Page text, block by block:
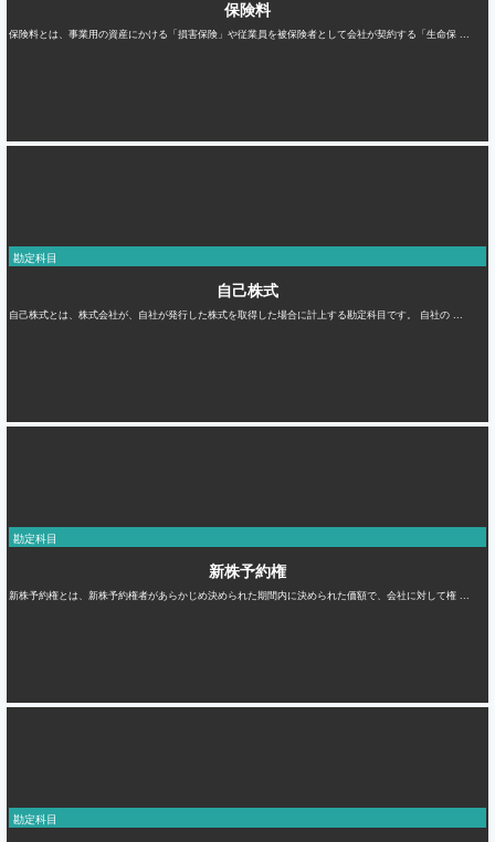
保険料
保険料とは、事業用の資産にかける「損害保険」や従業員を被保険者として会社が契約する「生命保 ...
勘定科目
自己株式
自己株式とは、株式会社が、自社が発行した株式を取得した場合に計上する勘定科目です。 自社の ...
勘定科目
新株予約権
新株予約権とは、新株予約権者があらかじめ決められた期間内に決められた価額で、会社に対して権 ...
勘定科目